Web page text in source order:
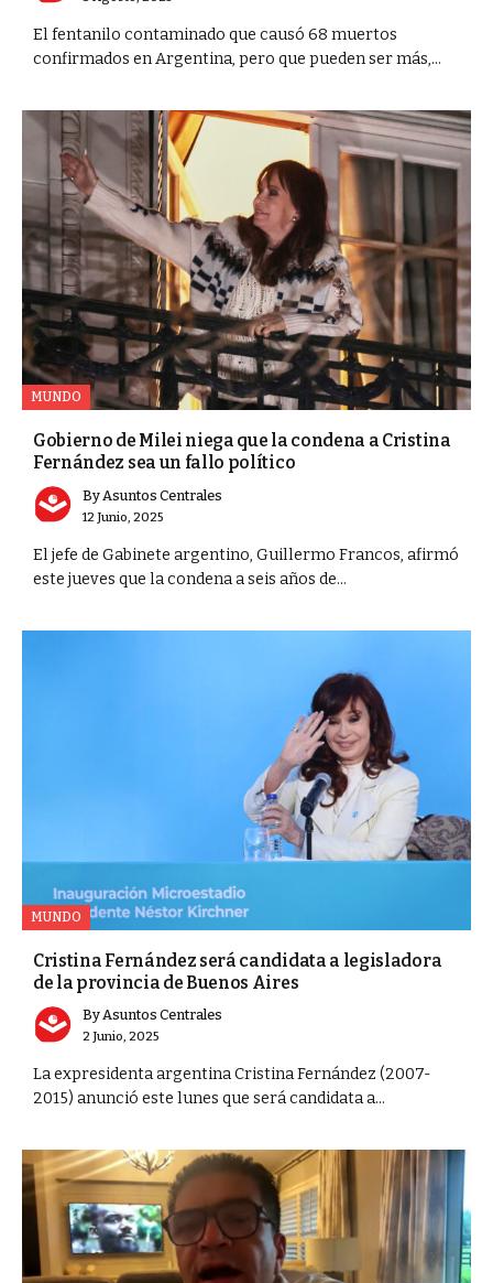
El fentanilo contaminado que causó 68 muertos
confirmados en Argentina, pero que pueden ser más,...
MUNDO
Gobierno de Milei niega que la condena a Cristina
Fernández sea un fallo político
By Asuntos Centrales
12 Junio, 2025
El jefe de Gabinete argentino, Guillermo Francos, afirmó
este jueves que la condena a seis años de...
MUNDO
Cristina Fernández será candidata a legisladora
de la provincia de Buenos Aires
ByAsuntos Centrales
2 Junio, 2025
La expresidenta argentina Cristina Fernández (2007-
2015) anunció este lunes que será candidata a...